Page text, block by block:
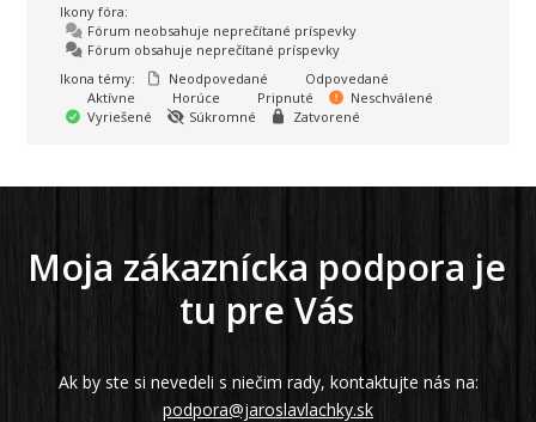
Ikony fóra:
Fórum neobsahuje neprečítané príspevky
Fórum obsahuje neprečítané príspevky
Ikona témy:
Neodpovedané
Odpovedané
Aktívne
Horúce Pripnuté
Neschválené
Vyriešené
Súkromné Zatvorené
Moja zákaznícka podpora je
tu pre Vás
Ak by ste si nevedeli s niečim rady, kontaktujte nás na:
podpora@jaroslavlachky.sk